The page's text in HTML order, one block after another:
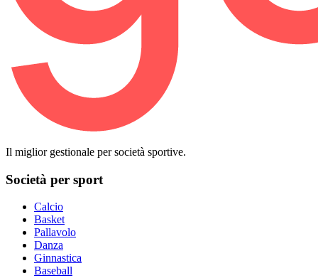
Il miglior gestionale per società sportive.
Società per sport
Calcio
Basket
Pallavolo
Danza
Ginnastica
Baseball